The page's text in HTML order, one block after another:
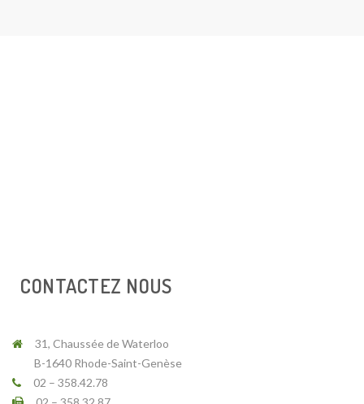
CONTACTEZ NOUS
31, Chaussée de Waterloo
B-1640 Rhode-Saint-Genèse
02 – 358.42.78